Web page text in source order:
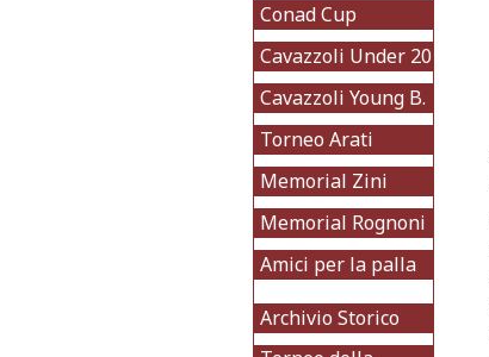
Conad Cup
Cavazzoli Under 20
Cavazzoli Young B.
Torneo Arati
Memorial Zini
Memorial Rognoni
Amici per la palla
Archivio Storico